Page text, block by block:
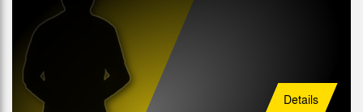
Details